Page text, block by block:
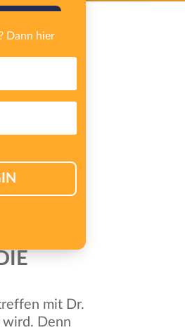
Dann hier
mit Dr.
wird. Denn